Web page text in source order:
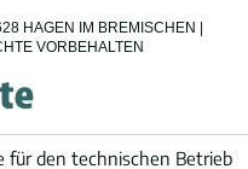
HAGEN IM BREMISCHEN |
VORBEHALTEN
für den technischen Betrieb